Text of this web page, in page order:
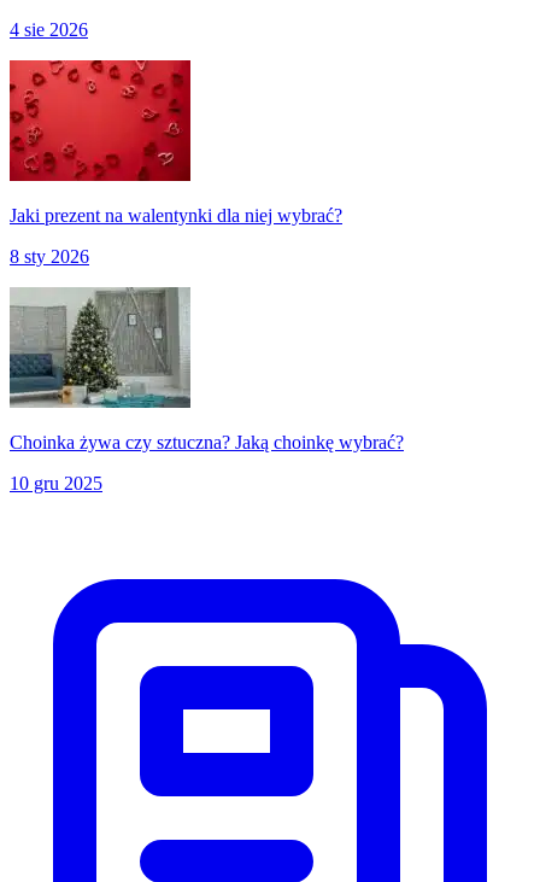
4 sie 2026
Jaki prezent na walentynki dla niej wybrać?
8 sty 2026
Choinka żywa czy sztuczna? Jaką choinkę wybrać?
10 gru 2025